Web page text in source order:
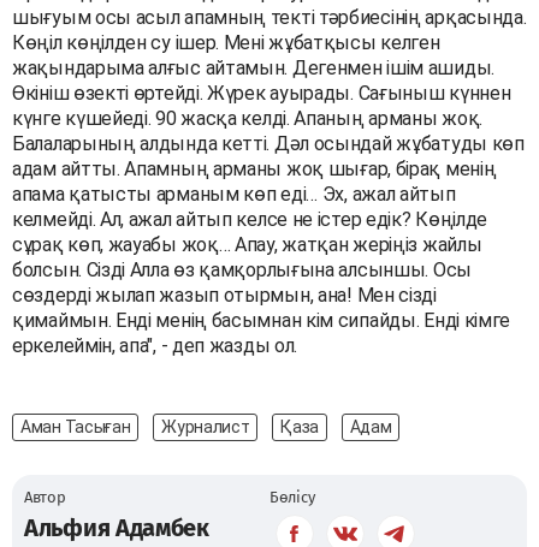
шығуым осы асыл апамның текті тәрбиесінің арқасында.
Көңіл көңілден су ішер. Мені жұбатқысы келген
жақындарыма алғыс айтамын. Дегенмен ішім ашиды.
Өкініш өзекті өртейді. Жүрек ауырады. Сағыныш күннен
күнге күшейеді. 90 жасқа келді. Апаның арманы жоқ.
Балаларының алдында кетті. Дәл осындай жұбатуды көп
адам айтты. Апамның арманы жоқ шығар, бірақ менің
апама қатысты арманым көп еді… Эх, ажал айтып
келмейді. Ал, ажал айтып келсе не істер едік? Көңілде
сұрақ көп, жауабы жоқ… Апау, жатқан жеріңіз жайлы
болсын. Сізді Алла өз қамқорлығына алсыншы. Осы
сөздерді жылап жазып отырмын, ана! Мен сізді
қимаймын. Енді менің басымнан кім сипайды. Енді кімге
еркелеймін, апа", - деп жазды ол.
Аман Тасыған Журналист Қаза Адам
Автор
Альфия Адамбек
Бөлісу